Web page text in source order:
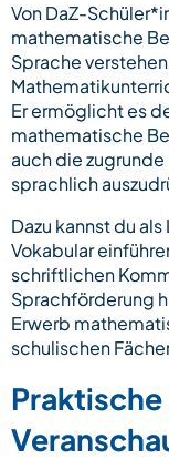
Von DaZ-
mathematische
Sprache
Er ermöglicht es
mathematische
auch die
sprachlich
Dazu kannst du
Vokabular
schriftlichen
Sprachförderung
Erwerb
schulischen